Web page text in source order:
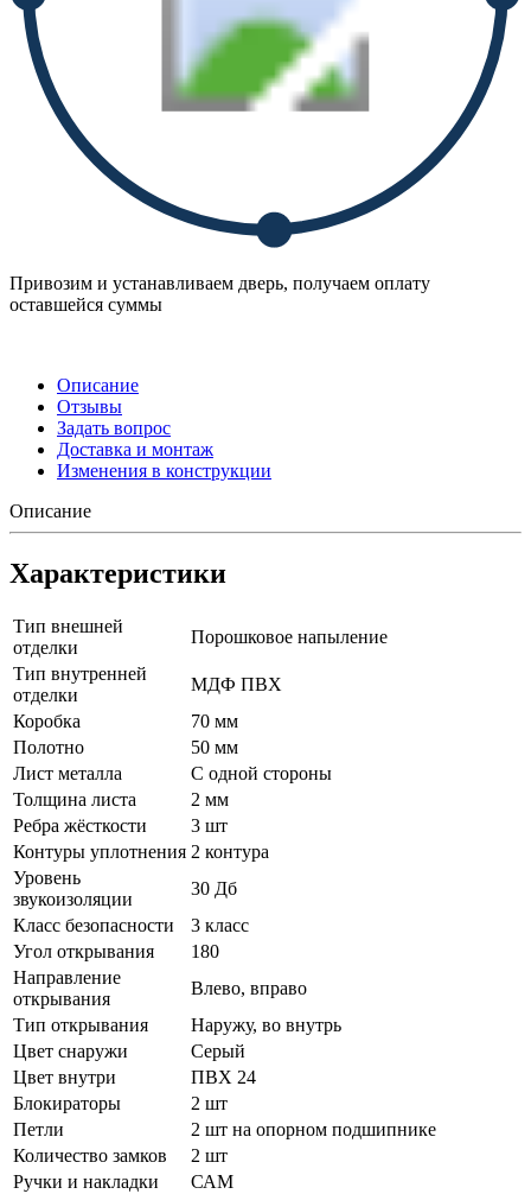
Привозим и устанавливаем дверь, получаем оплату
оставшейся суммы
Описание
Отзывы
Задать вопрос
Доставка и монтаж
Изменения в конструкции
Описание
Характеристики
Тип внешней
отделки
Порошковое напыление
Тип внутренней
отделки
МДФ ПВХ
Коробка
70 мм
Полотно
50 мм
Лист металла
С одной стороны
Толщина листа
2 мм
Ребра жёсткости
3 шт
Контуры уплотнения 2 контура
Уровень
звукоизоляции
30 Дб
Класс безопасности
3 класс
Угол открывания
180
Направление
открывания
Влево, вправо
Тип открывания
Наружу, во внутрь
Цвет снаружи
Серый
Цвет внутри
ПВХ 24
Блокираторы
2 шт
Петли
2 шт на опорном подшипнике
Количество замков
2 шт
Ручки и накладки
САМ